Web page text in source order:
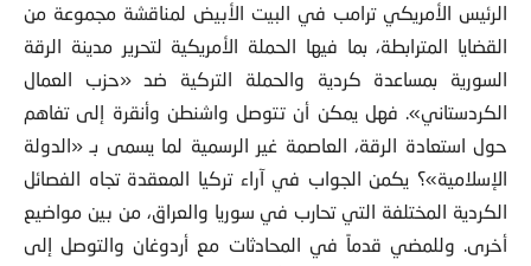
الرئيس الأمريكي ترامب في البيت الأبيض لمناقشة مجموعة من
القضايا المترابطة، بما فيها الحملة الأمريكية لتحرير مدينة الرقة
السورية بمساعدة كردية والحملة التركية ضد «حزب العمال
الكردستاني». فهل يمكن أن تتوصل واشنطن وأنقرة إلى تفاهم
حول استعادة الرقة، العاصمة غير الرسمية لما يسمى بـ «الدولة
الإسلامية»؟ يكمن الجواب في آراء تركيا المعقدة تجاه الفصائل
الكردية المختلفة التي تحارب في سوريا والعراق، من بين مواضيع
أخرى. وللمضي قدماً في المحادثات مع أردوغان والتوصل إلى